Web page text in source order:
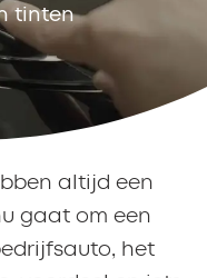
tinten
altijd een
gaat om een
het